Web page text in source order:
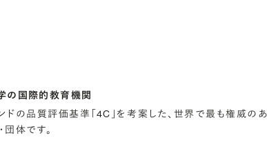
の国際的教育機関
の品質評価基準「4C」を考案した、世界で最も権威のあ
体です。